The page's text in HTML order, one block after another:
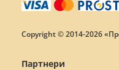
Copyright © 2014-2026
Партнери